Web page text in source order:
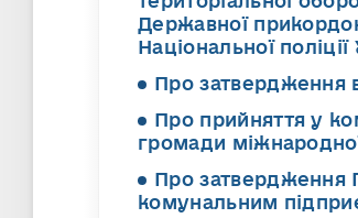
Державної
Національної
Про затвердження
Про прийняття у
громади
Про затвердження
комунальним